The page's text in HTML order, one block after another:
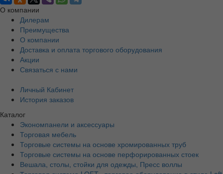
О компании
Дилерам
Преимущества
О компании
Доставка и оплата торгового оборудования
Акции
Связаться с нами
Личный Кабинет
История заказов
Каталог
Экономпанели и аксессуары
Торговая мебель
Торговые системы на основе хромированных труб
Торговые системы на основе перфорированных стоек
Вешала, столы, стойки для одежды, Пресс воллы